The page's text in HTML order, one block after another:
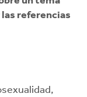
referencias